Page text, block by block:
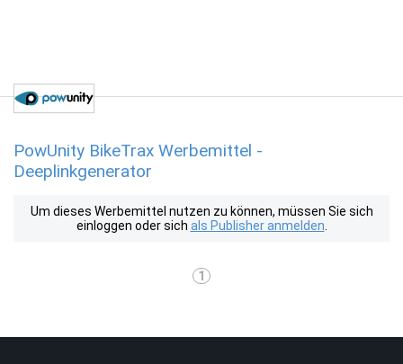
PowUnity BikeTrax Werbemittel -
Deeplinkgenerator
Um dieses Werbemittel nutzen zu können, müssen Sie sich
einloggen oder sich als Publisher anmelden
1